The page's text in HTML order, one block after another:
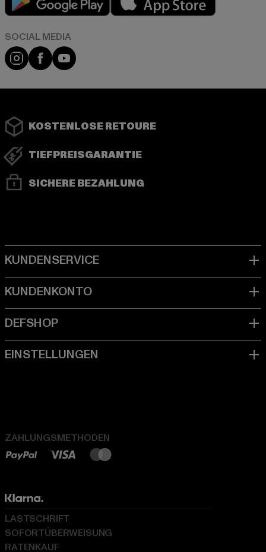
Instagram
FacebookYouTube
KOSTENLOSE RETOURE
TIEFPREISGARANTIE
SICHERE BEZAHLUNG
ZAHLUNGSMETHODEN
LASTSCHRIFT
SOFORTÜBERWEISUNG
RATENKAUF